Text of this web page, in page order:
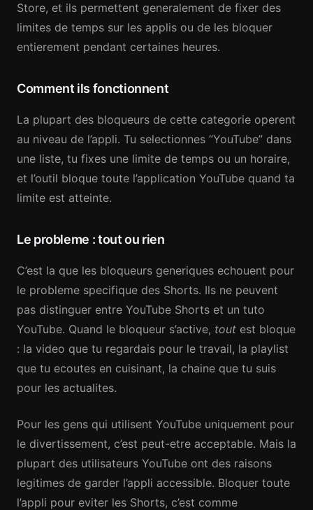
Store, et ils permettent generalement de fixer des
limites de temps sur les applis ou de les bloquer
entierement pendant certaines heures.
Comment ils fonctionnent
La plupart des bloqueurs de cette categorie operent
au niveau de l’appli. Tu selectionnes “YouTube” dans
une liste, tu fixes une limite de temps ou un horaire,
et l’outil bloque toute l’application YouTube quand ta
limite est atteinte.
Le probleme : tout ou rien
C’est la que les bloqueurs generiques echouent pour
le probleme specifique des Shorts. Ils ne peuvent
pas distinguer entre YouTube Shorts et un tuto
YouTube. Quand le bloqueur s’active, tout est bloque
: la video que tu regardais pour le travail, la playlist
que tu ecoutes en cuisinant, la chaine que tu suis
pour les actualites.
Pour les gens qui utilisent YouTube uniquement pour
le divertissement, c’est peut-etre acceptable. Mais la
plupart des utilisateurs YouTube ont des raisons
legitimes de garder l’appli accessible. Bloquer toute
l’appli pour eviter les Shorts, c’est comme